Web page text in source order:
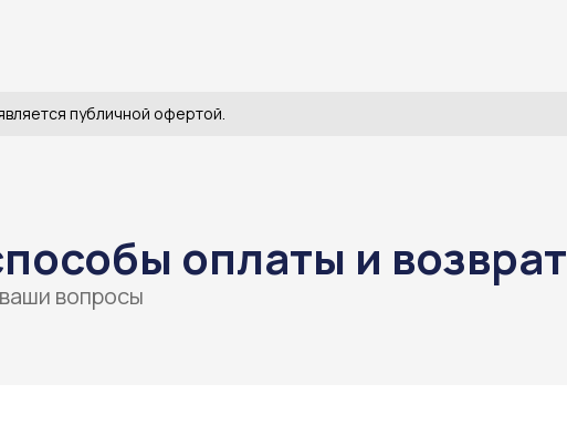
публичной офертой.
оплаты и возврат
вопросы